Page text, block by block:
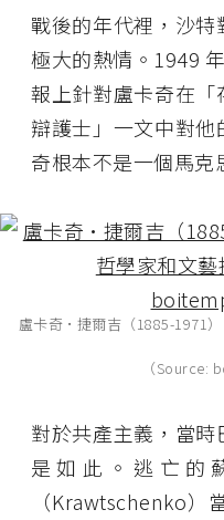
戰後的年代裡，沙
極大的熱情。1949
報上針對盧卡奇在
辯護士」一文中對
奇根本不是一個馬克
盧卡奇·捷爾吉（1885-1971
（Source:
對於共產主義，當
是如此。逃亡的
（Krawtschenko）